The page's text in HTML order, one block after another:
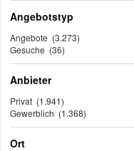
Angebotstyp
Angebote (3.273)
Gesuche (36)
Anbieter
Privat (1.941)
Gewerblich (1.368)
Ort